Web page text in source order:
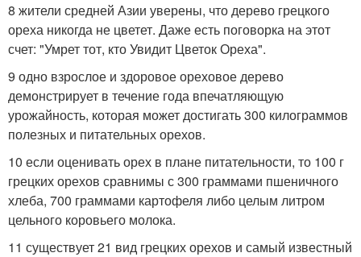
8 жители средней Азии уверены, что дерево грецкого
ореха никогда не цветет. Даже есть поговорка на этот
счет: "Умрет тот, кто Увидит Цветок Ореха".
9 одно взрослое и здоровое ореховое дерево
демонстрирует в течение года впечатляющую
урожайность, которая может достигать 300 килограммов
полезных и питательных орехов.
10 если оценивать орех в плане питательности, то 100 г
грецких орехов сравнимы с 300 граммами пшеничного
хлеба, 700 граммами картофеля либо целым литром
цельного коровьего молока.
11 существует 21 вид грецких орехов и самый известный